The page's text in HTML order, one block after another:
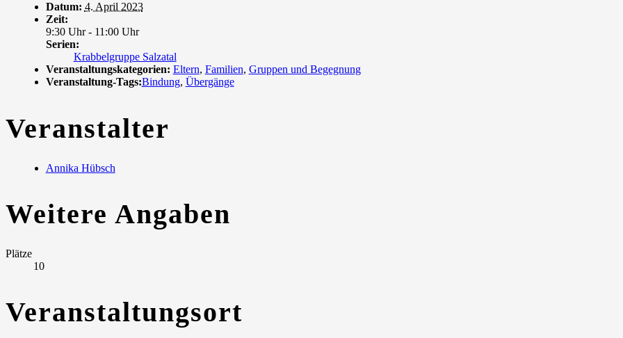
Datum: 4. April 2023
Zeit:
9:30 Uhr - 11:00 Uhr
Serien:
Krabbelgruppe Salzatal
Veranstaltungskategorien: Eltern, Familien, Gruppen und Begegnung
Veranstaltung-Tags:Bindung, Übergänge
Veranstalter
Annika Hübsch
Weitere Angaben
Plätze
10
Veranstaltungsort